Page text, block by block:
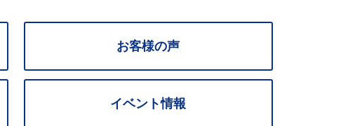
お客様の声
イベント情報